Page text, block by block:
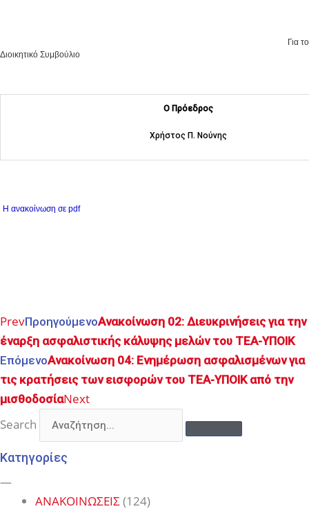
Για το
Διοικητικό Συμβούλιο
Ο Πρόεδρος
Χρήστος Π. Νούνης
Η ανακοίνωση σε pdf
PrevΠροηγούμενοΑνακοίνωση 02: Διευκρινήσεις για την
έναρξη ασφαλιστικής κάλυψης μελών του ΤΕΑ-ΥΠΟΙΚ
ΕπόμενοΑνακοίνωση 04: Ενημέρωση ασφαλισμένων για
τις κρατήσεις των εισφορών του ΤΕΑ-ΥΠΟΙΚ από την
μισθοδοσίαNext
Search
Κατηγορίες
—
ΑΝΑΚΟΙΝΩΣΕΙΣ(124)